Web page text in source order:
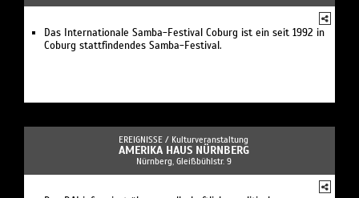
Das Internationale Samba-Festival Coburg ist ein seit 1992 in
Coburg stattfindendes Samba-Festival.
EREIGNISSE / Kulturveranstaltung
AMERIKA HAUS NÜRNBERG
Nürnberg, Gleißbühlstr. 9